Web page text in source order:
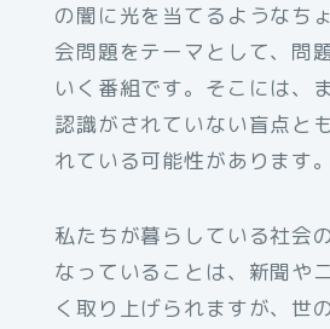
の闇に光を当てるようなち
会問題をテーマとして、問
いく番組です。そこには、
認識がされていない盲点と
れている可能性があります。
私たちが暮らしている社会
なっていることは、新聞や
く取り上げられますが、世